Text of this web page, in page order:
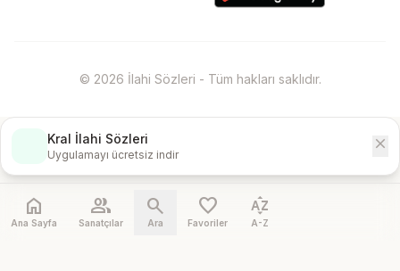
© 2026 İlahi Sözleri - Tüm hakları saklıdır.
Kral İlahi Sözleri
Uygulamayı ücretsiz indir
close
home
Ana Sayfa
people
Sanatçılar
search
Ara
favorite
Favoriler
sort_by_alpha
A-Z